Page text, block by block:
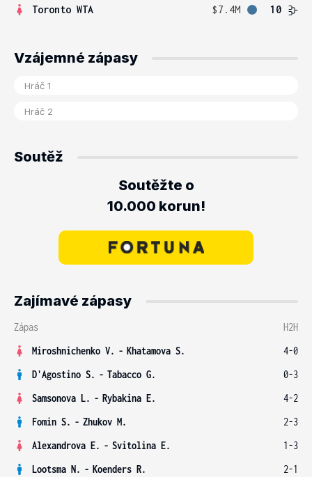
Toronto WTA
$7.4M 10
Vzájemné zápasy
Soutěž
Soutěžte o
10.000 korun!
Zajímavé zápasy
Zápas
H2H
Miroshnichenko V. - Khatamova S.
4-0
D'Agostino S. - Tabacco G.
0-3
Samsonova L. - Rybakina E.
4-2
Fomin S. - Zhukov M.
2-3
Alexandrova E. - Svitolina E.
1-3
Lootsma N. - Koenders R. 2-1